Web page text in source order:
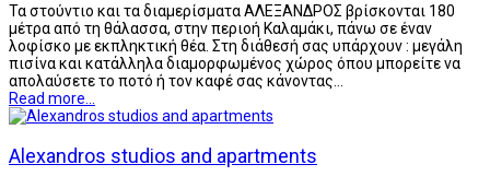
Τα στούντιο και τα διαμερίσματα ΑΛΕΞΑΝΔΡΟΣ βρίσκονται 180
μέτρα από τη θάλασσα, στην περιοή Καλαμάκι, πάνω σε έναν
λοφίσκο με εκπληκτική θέα. Στη διάθεσή σας υπάρχουν : μεγάλη
πισίνα και κατάλληλα διαμορφωμένος χώρος όπου μπορείτε να
απολαύσετε το ποτό ή τον καφέ σας κάνοντας…
Read more...
Alexandros studios and apartments